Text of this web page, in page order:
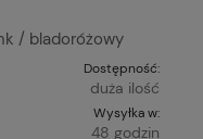
/ bladoróżowy
Dostępność:
duża ilość
Wysyłka w:
48 godzin